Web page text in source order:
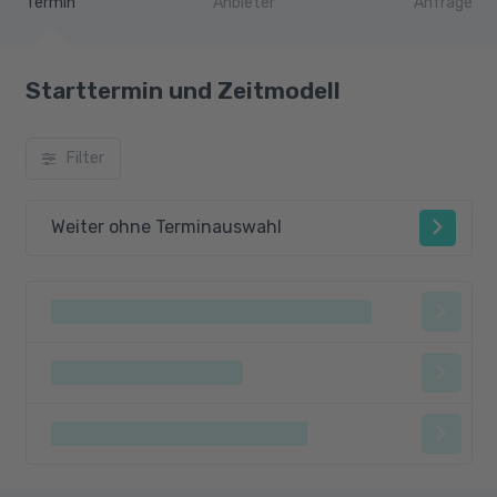
Kommunikation und Sprache
Lehrer/Schüler/Alltag
Starttermin und Zeitmodell
Filter
Weiter ohne Terminauswahl